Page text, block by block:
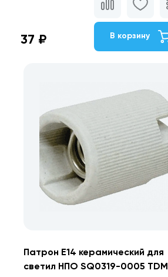
37 ₽ В корзину
Патрон Е14 керамический для
светил НПО SQ0319-0005 TDM